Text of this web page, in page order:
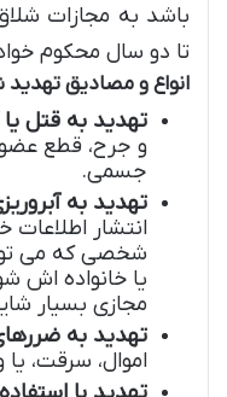
تا دو سال محکوم
انواع و مصادیق
تهدید به قتل
و جرح، قطع
جسمی.
تهدید به
انتشار
شخصی که می
یا خانواده اش
مجازی بسیار
تهدید به
اموال، سرقت،